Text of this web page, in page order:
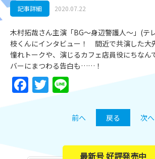
記事詳細 2020.07.22
木村拓哉さん主演「BG～身辺警護人～」(テ
枝くんにインタビュー！ 間近で共演した大
憧れトークや、演じるカフェ店員役にちなん
バーにまつわる告白も……！
Facebook
Twitter
前へ 戻る 次へ
最新号 好評発売中